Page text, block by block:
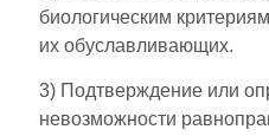
биологическим
их обуславливающих.
3) Подтверждение или
невозможности